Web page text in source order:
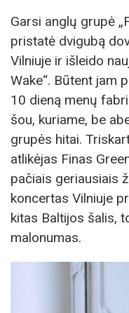
Garsi anglų grupė
pristatė dvigubą
Vilniuje ir išleido
Wake“. Būtent jam
10 dieną menų
šou, kuriame, be
grupės hitai.
atlikėjas Finas
pačiais geriausiais
koncertas Vilniuje
kitas Baltijos šalis,
malonumas.